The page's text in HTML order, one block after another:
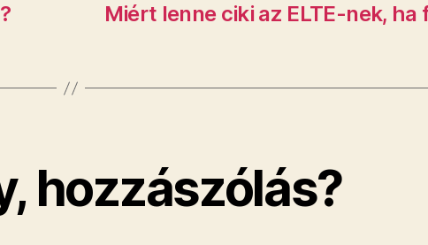
Miért lenne ciki az ELTE-nek, ha
hozzászólás?